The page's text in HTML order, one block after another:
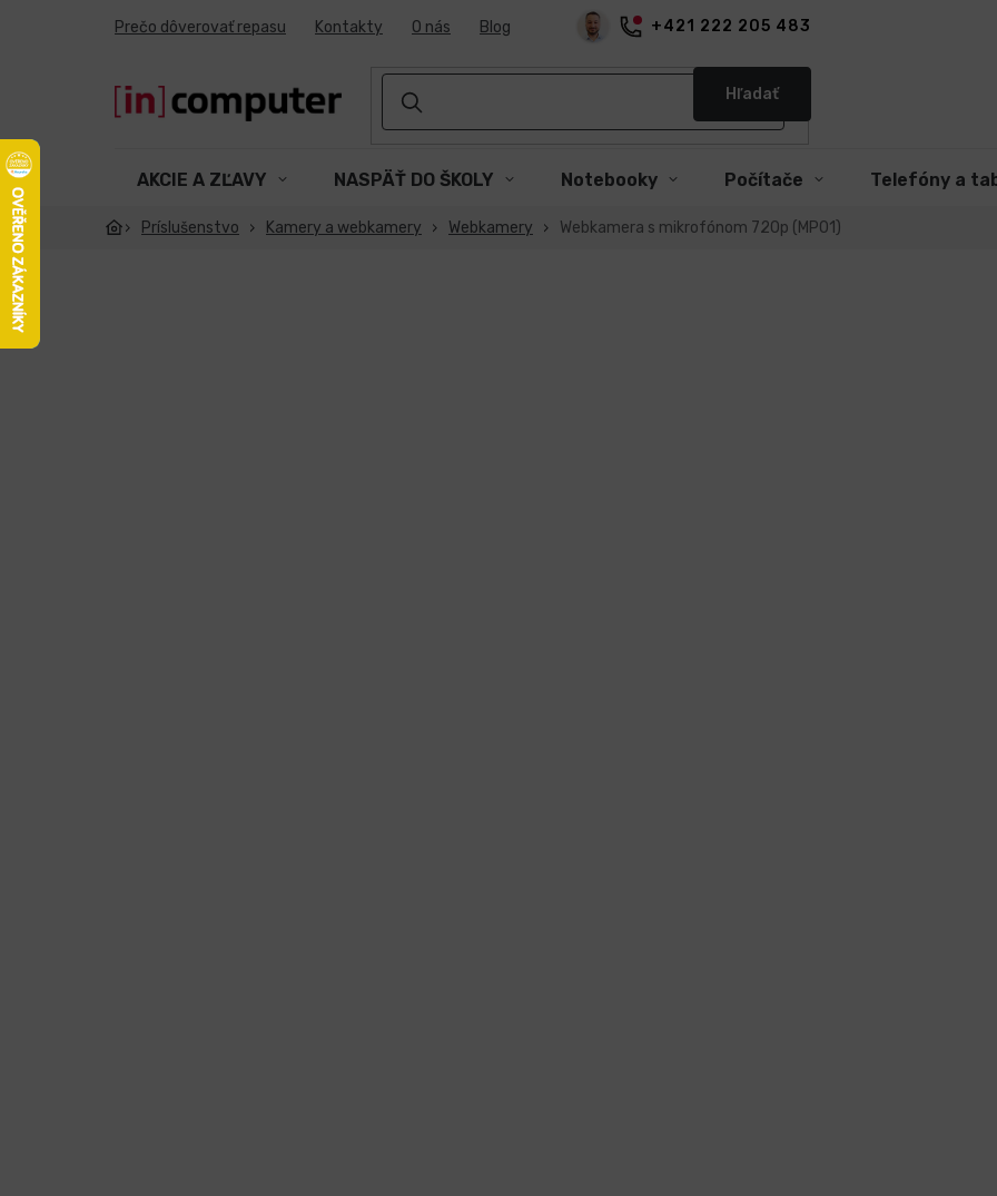
+421 222 205 483
Prečo dôverovať repasu Kontakty O nás Blog
Hľadať
AKCIE A ZĽAVY NASPÄŤ DO ŠKOLY Notebooky Počítače Telefóny a
Príslušenstvo Kamery a webkamery Webkamery Webkamera s mikrofónom 720p (MP01)